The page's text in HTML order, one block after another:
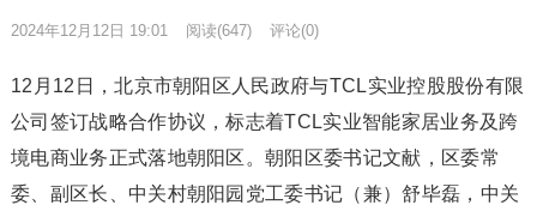
2024年12月12日 19:01 阅读(647) 评论(0)
12月12日，北京市朝阳区人民政府与TCL实业控股股份有限
公司签订战略合作协议，标志着TCL实业智能家居业务及跨
境电商业务正式落地朝阳区。朝阳区委书记文献，区委常
委、副区长、中关村朝阳园党工委书记（兼）舒毕磊，中关